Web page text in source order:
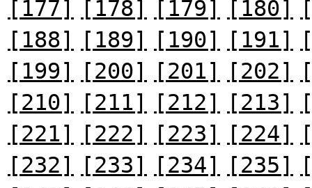
[177]
[178] [179] [180]
[188]
[189] [190] [191]
[199]
[200] [201] [202]
[210]
[211] [212] [213]
[221]
[222] [223] [224]
[232]
[233] [234] [235]